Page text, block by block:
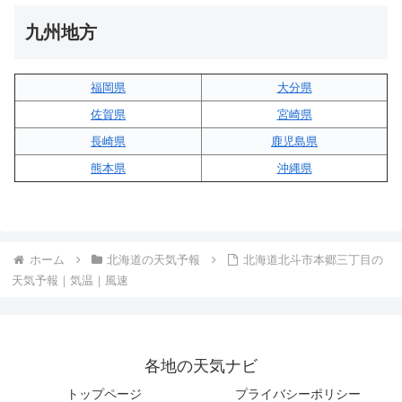
九州地方
福岡県
大分県
佐賀県
宮崎県
長崎県
鹿児島県
熊本県
沖縄県
ホーム 北海道の天気予報
北海道北斗市本郷三丁目の
天気予報｜気温｜風速
各地の天気ナビ
トップページ プライバシーポリシー